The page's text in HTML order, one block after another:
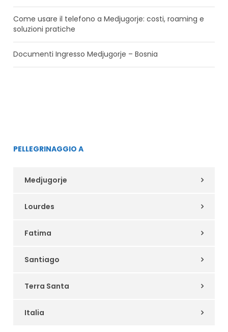
Come usare il telefono a Medjugorje: costi, roaming e
soluzioni pratiche
Documenti Ingresso Medjugorje – Bosnia
PELLEGRINAGGIO A
Medjugorje
Lourdes
Fatima
Santiago
Terra Santa
Italia